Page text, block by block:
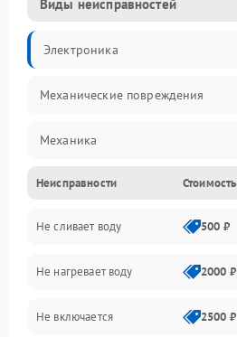
Виды неисправностей
Электроника
Механические повреждения
Механика
Управление
Электропитание
Датчики
Нагрев
Неисправности Стоимость
Не сливает воду 500 ₽
Не нагревает воду 2000 ₽
Не включается 2500 ₽